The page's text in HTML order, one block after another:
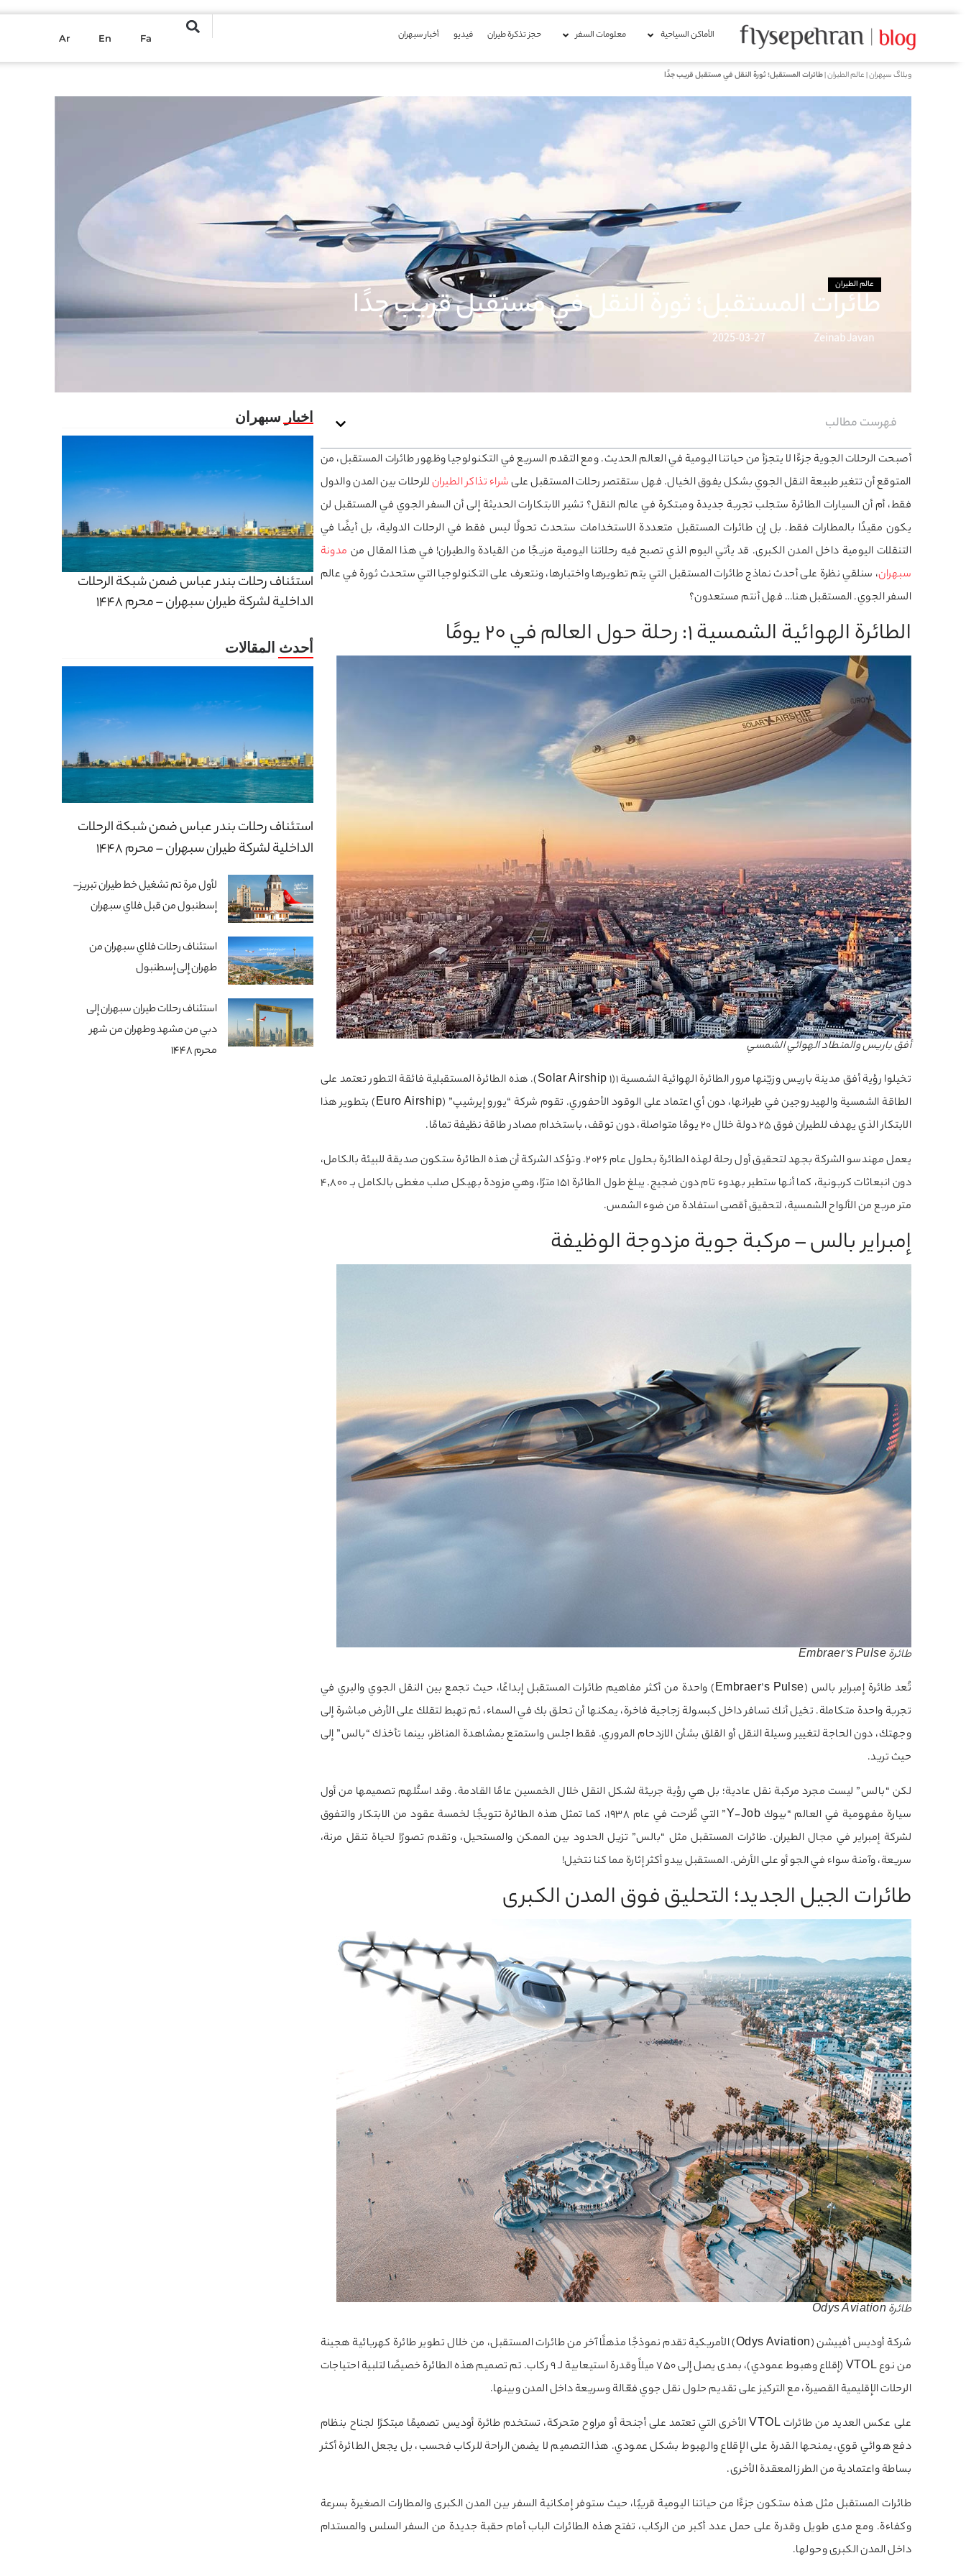
الأماكن السياحية معلومات السفر حجز تذكرة طيران فیدیو أخبار سبهران Fa
En
Ar
وبلاگ سپهران|عالم الطيران|طائرات المستقبل؛ ثورة النقل في مستقبل قريب جدًا
عالم الطيران
طائرات المستقبل؛ ثورة النقل في مستقبل قريب جدًا
Zeinab Javan
2025-03-27
فهرست مطالب
أصبحت الرحلات الجوية جزءًا لا يتجزأ من حياتنا اليومية في العالم الحديث. ومع التقدم السريع في التكنولوجيا وظهور طائرات المستقبل، من
المتوقع أن تتغير طبيعة النقل الجوي بشكل يفوق الخيال. فهل ستقتصر رحلات المستقبل علىشراء تذاكر الطيرانللرحلات بين المدن والدول
فقط، أم أن السيارات الطائرة ستجلب تجربة جديدة ومبتكرة في عالم النقل؟ تشير الابتكارات الحديثة إلى أن السفر الجوي في المستقبل لن
يكون مقيدًا بالمطارات فقط. بل إن طائرات المستقبل متعددة الاستخدامات ستحدث تحولًا ليس فقط في الرحلات الدولية، بل أيضًا في
التنقلات اليومية داخل المدن الكبرى. قد يأتي اليوم الذي تصبح فيه رحلاتنا اليومية مزيجًا من القيادة والطيران! في هذا المقال من مدونة
سبهران، سنلقي نظرة على أحدث نماذج طائرات المستقبل التي يتم تطويرها واختبارها، ونتعرف على التكنولوجيا التي ستحدث ثورة في عالم
السفر الجوي. المستقبل هنا… فهل أنتم مستعدون؟
الطائرة الهوائية الشمسية 1: رحلة حول العالم في 20 يومًا
أفق باريس والمنطاد الهوائي الشمسي
تخيلوا رؤية أفق مدينة باريس وزيّنها مرور الطائرة الهوائية الشمسية 1(Solar Airship 1). هذه الطائرة المستقبلية فائقة التطور تعتمد على
الطاقة الشمسية والهيدروجين في طيرانها، دون أي اعتماد على الوقود الأحفوري. تقوم شركة “يورو إيرشيپ” (Euro Airship) بتطوير هذا
الابتكار الذي يهدف للطيران فوق 25 دولة خلال 20 يومًا متواصلة، دون توقف، باستخدام مصادر طاقة نظيفة تمامًا.
يعمل مهندسو الشركة بجهد لتحقيق أول رحلة لهذه الطائرة بحلول عام 2026. وتؤكد الشركة أن هذه الطائرة ستكون صديقة للبيئة بالكامل،
دون انبعاثات كربونية، كما أنها ستطير بهدوء تام دون ضجيج. يبلغ طول الطائرة 151 مترًا، وهي مزودة بهيكل صلب مغطى بالكامل بـ 4,800
متر مربع من الألواح الشمسية، لتحقيق أقصى استفادة من ضوء الشمس.
إمبراير بالس – مركبة جوية مزدوجة الوظيفة
طائرة Embraer’s Pulse
تُعد طائرة إمبراير بالس (Embraer’s Pulse) واحدة من أكثر مفاهيم طائرات المستقبل إبداعًا، حيث تجمع بين النقل الجوي والبري في
تجربة واحدة متكاملة. تخيل أنك تسافر داخل كبسولة زجاجية فاخرة، يمكنها أن تحلق بك في السماء، ثم تهبط لتقلك على الأرض مباشرة إلى
وجهتك، دون الحاجة لتغيير وسيلة النقل أو القلق بشأن الازدحام المروري. فقط اجلس واستمتع بمشاهدة المناظر، بينما تأخذك “بالس” إلى
حيث تريد.
لكن “بالس” ليست مجرد مركبة نقل عادية؛ بل هي رؤية جريئة لشكل النقل خلال الخمسين عامًا القادمة. وقد استُلهم تصميمها من أول
سيارة مفهومية في العالم “بيوك Y-Job” التي طُرحت في عام 1938، كما تمثل هذه الطائرة تتويجًا لخمسة عقود من الابتكار والتفوق
لشركة إمبراير في مجال الطيران. طائرات المستقبل مثل “بالس” تزيل الحدود بين الممكن والمستحيل، وتقدم تصورًا لحياة تنقل مرنة،
سريعة، وآمنة سواء في الجو أو على الأرض. المستقبل يبدو أكثر إثارة مما كنا نتخيل!
طائرات الجيل الجديد؛ التحليق فوق المدن الكبرى
طائرة Odys Aviation
شركة أوديس أفييشن (Odys Aviation) الأمريكية تقدم نموذجًا مذهلًا آخر من طائرات المستقبل، من خلال تطوير طائرة كهربائية هجينة
من نوع VTOL (إقلاع وهبوط عمودي)، بمدى يصل إلى 750 ميلاً وقدرة استيعابية لـ 9 ركاب. تم تصميم هذه الطائرة خصيصًا لتلبية احتياجات
الرحلات الإقليمية القصيرة، مع التركيز على تقديم حلول نقل جوي فعّالة وسريعة داخل المدن وبينها.
على عكس العديد من طائرات VTOL الأخرى التي تعتمد على أجنحة أو مراوح متحركة، تستخدم طائرة أوديس تصميمًا مبتكرًا لجناح بنظام
دفع هوائي قوي، يمنحها القدرة على الإقلاع والهبوط بشكل عمودي. هذا التصميم لا يضمن الراحة للركاب فحسب، بل يجعل الطائرة أكثر
بساطة واعتمادية من الطرز المعقدة الأخرى.
طائرات المستقبل مثل هذه ستكون جزءًا من حياتنا اليومية قريبًا، حيث ستوفر إمكانية السفر بين المدن الكبرى والمطارات الصغيرة بسرعة
وكفاءة. ومع مدى طويل وقدرة على حمل عدد أكبر من الركاب، تفتح هذه الطائرات الباب أمام حقبة جديدة من السفر السلس والمستدام
داخل المدن الكبرى وحولها.
استئناف رحلات بندر عباس ضمن شبكة الرحلات
الداخلية لشركة طيران سبهران – محرم 1448
استئناف رحلات بندر عباس ضمن شبكة الرحلات
الداخلية لشركة طيران سبهران – محرم 1448
لأول مرة تم تشغيل خط طيران تبريز–
إسطنبول من قبل فلاي سبهران
استئناف رحلات فلاي سبهران من
طهران إلى إسطنبول
استئناف رحلات طيران سبهران إلى
دبي من مشهد وطهران من شهر
محرم 1448